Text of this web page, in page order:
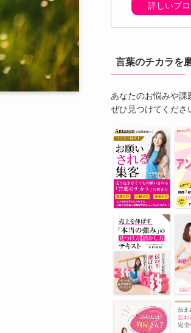
詳しいプ
言葉のチカラを
あなたのお悩みや課
ぜひ見つけてくださ